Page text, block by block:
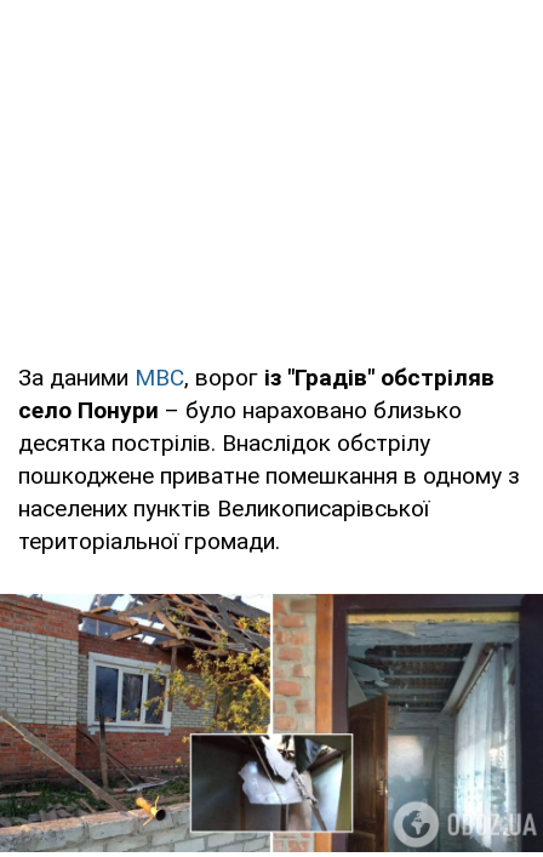
За даними МВС, ворог із "Градів" обстріляв
село Понури – було нараховано близько
десятка пострілів. Внаслідок обстрілу
пошкоджене приватне помешкання в одному з
населених пунктів Великописарівської
територіальної громади.